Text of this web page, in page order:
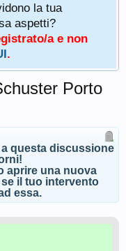
la tua
aspetti?
a e non
.
Porto
questa discussione
aprire una nuova
il tuo intervento
essa.